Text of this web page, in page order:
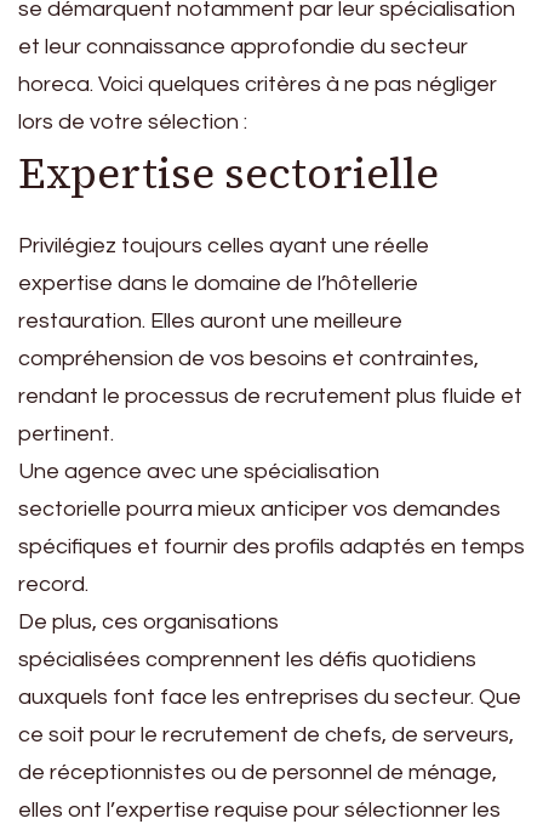
se démarquent notamment par leur spécialisation
et leur connaissance approfondie du secteur
horeca. Voici quelques critères à ne pas négliger
lors de votre sélection :
Expertise sectorielle
Privilégiez toujours celles ayant une réelle
expertise dans le domaine de l’hôtellerie
restauration. Elles auront une meilleure
compréhension de vos besoins et contraintes,
rendant le processus de recrutement plus fluide et
pertinent.
Une agence avec une spécialisation
sectorielle pourra mieux anticiper vos demandes
spécifiques et fournir des profils adaptés en temps
record.
De plus, ces organisations
spécialisées comprennent les défis quotidiens
auxquels font face les entreprises du secteur. Que
ce soit pour le recrutement de chefs, de serveurs,
de réceptionnistes ou de personnel de ménage,
elles ont l’expertise requise pour sélectionner les